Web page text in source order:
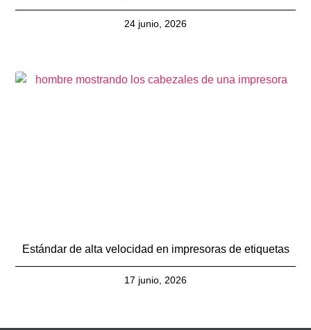
24 junio, 2026
Estándar de alta velocidad en impresoras de etiquetas
17 junio, 2026